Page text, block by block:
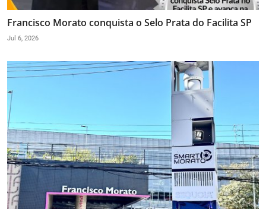
Francisco Morato conquista o Selo Prata do Facilita SP
Jul 6, 2026